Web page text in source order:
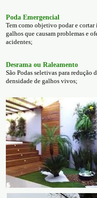
Poda Emergencial
Tem como objetivo podar e cortar
galhos que causam problemas e
acidentes;
Desrama ou Raleamento
São Podas seletivas para redução
densidade de galhos vivos;